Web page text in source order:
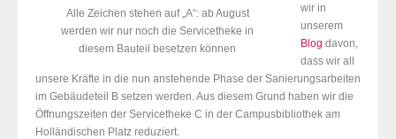
Alle Zeichen stehen auf „A“: ab August
werden wir nur noch die Servicetheke in
diesem Bauteil besetzen können
wir in
unserem
Blog davon,
dass wir all
unsere Kräfte in die nun anstehende Phase der Sanierungsarbeiten
im Gebäudeteil B setzen werden. Aus diesem Grund haben wir die
Öffnungszeiten der Servicetheke C in der Campusbibliothek am
Holländischen Platz reduziert.